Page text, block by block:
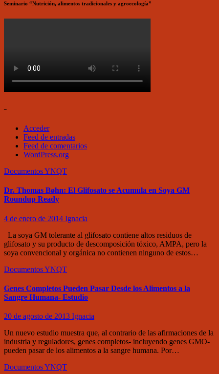
Seminario “Nutrición, alimentos tradicionales y agroecología”
–
Acceder
Feed de entradas
Feed de comentarios
WordPress.org
DocumentosYNQT
Dr. Thomas Bøhn: El Glifosato se Acumula en Soya GM
Roundup Ready
4 de enero de 2014 Ignacia
La soya GM tolerante al glifosato contiene altos residuos de
glifosato y su producto de descomposición tóxico, AMPA, pero la
soya convencional y orgánica no contienen ninguno de estos…
DocumentosYNQT
Genes Completos Pueden Pasar Desde los Alimentos a la
Sangre Humana- Estudio
20 de agosto de 2013 Ignacia
Un nuevo estudio muestra que, al contrario de las afirmaciones de la
industria y reguladores, genes completos- incluyendo genes GMO-
pueden pasar de los alimentos a la sangre humana. Por…
DocumentosYNQT